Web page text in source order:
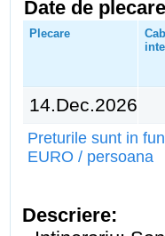
Date de
Plecare
14.Dec.2026
Preturile sunt in
EURO / persoana
Descriere: